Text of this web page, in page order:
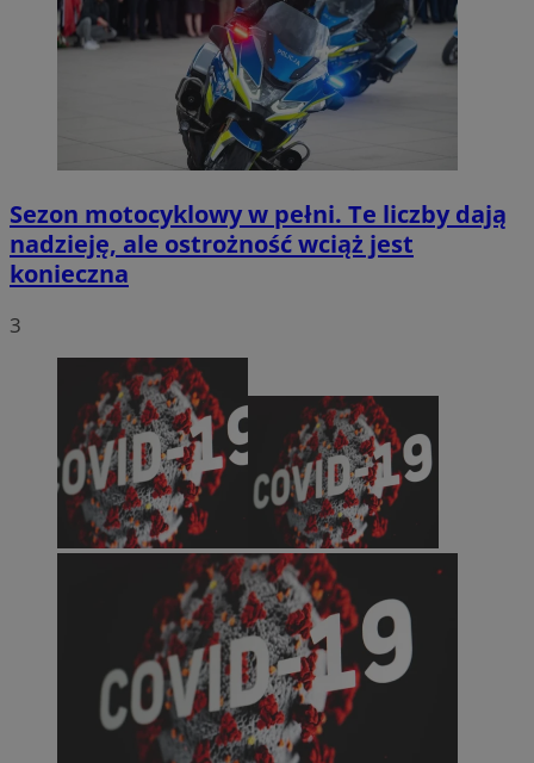
Sezon motocyklowy w pełni. Te liczby dają
nadzieję, ale ostrożność wciąż jest
konieczna
3